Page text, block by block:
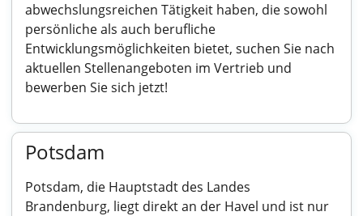
abwechslungsreichen Tätigkeit haben, die sowohl
persönliche als auch berufliche
Entwicklungsmöglichkeiten bietet, suchen Sie nach
aktuellen Stellenangeboten im Vertrieb und
bewerben Sie sich jetzt!
Potsdam
Potsdam, die Hauptstadt des Landes
Brandenburg, liegt direkt an der Havel und ist nur